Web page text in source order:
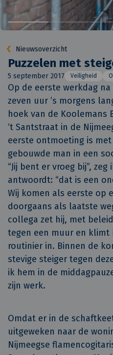
Nieuwsoverzicht
Puzzelen met
5 september 2017 Veiligheid
Op de eerste werkdag
zeven uur ’s morgens
hoek van de Koolemans
‘t Santstraat in de
eerste ontmoeting is
gebouwde man in een
“Jij bent er vroeg bij”, zeg
antwoordt: “dat is een
Wij komen als eerste op
doorgaans als laatste
collega zet hij, met
tegen een muur en klimt
routinier in. Binnen de
stevige steiger tegen
ik hem in de
zijn werk.
Omdat er in de
uitgeweken naar de
Nijmeegse